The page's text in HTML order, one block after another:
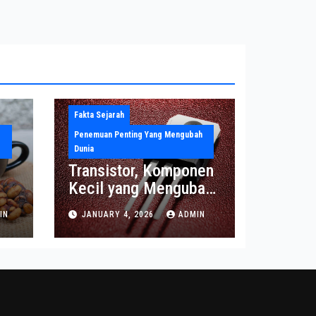
Fakta Sejarah
Penemuan Penting Yang Mengubah
Dunia
Transistor, Komponen
Kecil yang Mengubah
Dunia Elektronika
Modern
JANUARY 4, 2026 ADMIN